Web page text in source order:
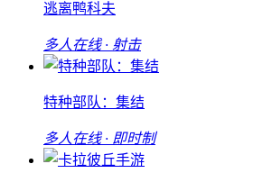
逃离鸭科夫
多人在线 · 射击
特种部队：集结
多人在线 · 即时制